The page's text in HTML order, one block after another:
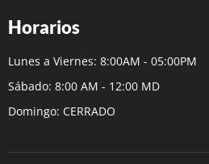
Horarios
Lunes a Viernes: 8:00AM - 05:00PM
Sábado: 8:00 AM - 12:00 MD
Domingo: CERRADO